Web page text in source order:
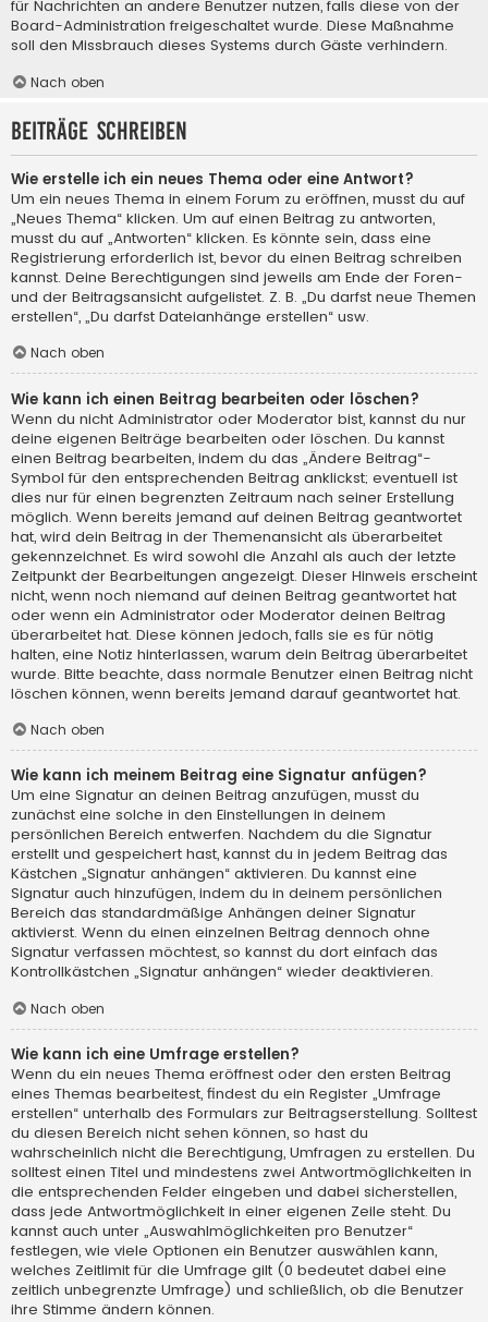
für Nachrichten an andere Benutzer nutzen, falls diese von der
Board-Administration freigeschaltet wurde. Diese Maßnahme
soll den Missbrauch dieses Systems durch Gäste verhindern.
Nach oben
Beiträge schreiben
Wie erstelle ich ein neues Thema oder eine Antwort?
Um ein neues Thema in einem Forum zu eröffnen, musst du auf
„Neues Thema“ klicken. Um auf einen Beitrag zu antworten,
musst du auf „Antworten“ klicken. Es könnte sein, dass eine
Registrierung erforderlich ist, bevor du einen Beitrag schreiben
kannst. Deine Berechtigungen sind jeweils am Ende der Foren-
und der Beitragsansicht aufgelistet. Z. B. „Du darfst neue Themen
erstellen“, „Du darfst Dateianhänge erstellen“ usw.
Nach oben
Wie kann ich einen Beitrag bearbeiten oder löschen?
Wenn du nicht Administrator oder Moderator bist, kannst du nur
deine eigenen Beiträge bearbeiten oder löschen. Du kannst
einen Beitrag bearbeiten, indem du das „Ändere Beitrag“-
Symbol für den entsprechenden Beitrag anklickst; eventuell ist
dies nur für einen begrenzten Zeitraum nach seiner Erstellung
möglich. Wenn bereits jemand auf deinen Beitrag geantwortet
hat, wird dein Beitrag in der Themenansicht als überarbeitet
gekennzeichnet. Es wird sowohl die Anzahl als auch der letzte
Zeitpunkt der Bearbeitungen angezeigt. Dieser Hinweis erscheint
nicht, wenn noch niemand auf deinen Beitrag geantwortet hat
oder wenn ein Administrator oder Moderator deinen Beitrag
überarbeitet hat. Diese können jedoch, falls sie es für nötig
halten, eine Notiz hinterlassen, warum dein Beitrag überarbeitet
wurde. Bitte beachte, dass normale Benutzer einen Beitrag nicht
löschen können, wenn bereits jemand darauf geantwortet hat.
Nach oben
Wie kann ich meinem Beitrag eine Signatur anfügen?
Um eine Signatur an deinen Beitrag anzufügen, musst du
zunächst eine solche in den Einstellungen in deinem
persönlichen Bereich entwerfen. Nachdem du die Signatur
erstellt und gespeichert hast, kannst du in jedem Beitrag das
Kästchen „Signatur anhängen“ aktivieren. Du kannst eine
Signatur auch hinzufügen, indem du in deinem persönlichen
Bereich das standardmäßige Anhängen deiner Signatur
aktivierst. Wenn du einen einzelnen Beitrag dennoch ohne
Signatur verfassen möchtest, so kannst du dort einfach das
Kontrollkästchen „Signatur anhängen“ wieder deaktivieren.
Nach oben
Wie kann ich eine Umfrage erstellen?
Wenn du ein neues Thema eröffnest oder den ersten Beitrag
eines Themas bearbeitest, findest du ein Register „Umfrage
erstellen“ unterhalb des Formulars zur Beitragserstellung. Solltest
du diesen Bereich nicht sehen können, so hast du
wahrscheinlich nicht die Berechtigung, Umfragen zu erstellen. Du
solltest einen Titel und mindestens zwei Antwortmöglichkeiten in
die entsprechenden Felder eingeben und dabei sicherstellen,
dass jede Antwortmöglichkeit in einer eigenen Zeile steht. Du
kannst auch unter „Auswahlmöglichkeiten pro Benutzer“
festlegen, wie viele Optionen ein Benutzer auswählen kann,
welches Zeitlimit für die Umfrage gilt (0 bedeutet dabei eine
zeitlich unbegrenzte Umfrage) und schließlich, ob die Benutzer
ihre Stimme ändern können.